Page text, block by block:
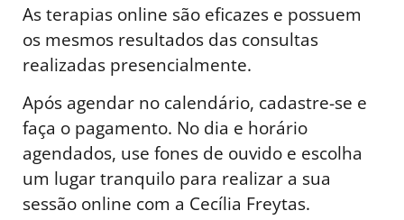
As terapias online são eficazes e possuem
os mesmos resultados das consultas
realizadas presencialmente.
Após agendar no calendário, cadastre-se e
faça o pagamento. No dia e horário
agendados, use fones de ouvido e escolha
um lugar tranquilo para realizar a sua
sessão online com a Cecília Freytas.